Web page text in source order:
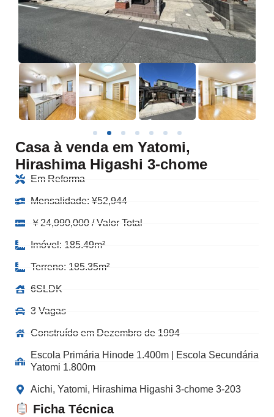
Casa à venda em Yatomi,
Hirashima Higashi 3-chome
Em Reforma
Mensalidade: ¥52,944
￥24,990,000 / Valor Total
Imóvel: 185.49m²
Terreno: 185.35m²
6SLDK
3 Vagas
Construído em Dezembro de 1994
Escola Primária Hinode 1.400m | Escola Secundária
Yatomi 1.800m
Aichi, Yatomi, Hirashima Higashi 3-chome 3-203
Ficha Técnica